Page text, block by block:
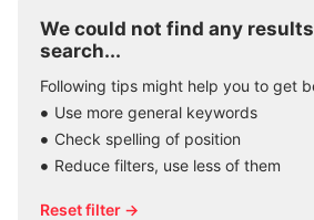
We could not find any
search...
Following tips might help you to get
Use more general keywords
Check spelling of position
Reduce filters, use less of them
Reset filter →